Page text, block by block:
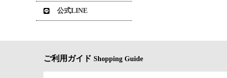
公式LINE
ご利用ガイド Shopping Guide